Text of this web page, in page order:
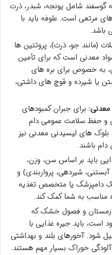
گوسفند شامل یونجه، شبدر، ذرت
مرتعی است. علوفه باید با
باشد.
(مانند جو، ذرت)، پروتئین ها
معدنی است که برای تأمین
به خصوص برای بره های
یا شیرده و قوچ های داشتی،
برای جبران کمبودهای
و حفظ سلامت عمومی دام
های لیسیدنی معدنی نیز
باشند.
باید بر اساس سن، وزن،
شیردهی، پرواربندی) و
دامپزشک یا متخصص تغذیه
مناسب به شما کمک کند.
زمستان و فصول خشک که
است، باید جیره غذایی با
شود. آخورهای بلند و بهداشتی
خوراک بسیار مهم هستند.